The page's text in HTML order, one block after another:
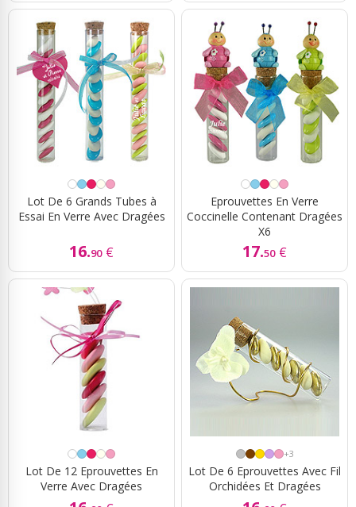
Lot De 6 Grands Tubes à
Essai En Verre Avec Dragées
16.90 €
Eprouvettes En Verre
Coccinelle Contenant Dragées
X6
17.50 €
Lot De 12 Eprouvettes En
Verre Avec Dragées
+3
Lot De 6 Eprouvettes Avec Fil
Orchidées Et Dragées